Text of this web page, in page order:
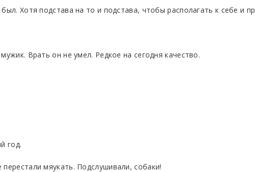
Хотя подстава на то и подстава, чтобы располагать к себе и
Врать он не умел. Редкое на сегодня качество.
год.
мяукать. Подслушивали, собаки!